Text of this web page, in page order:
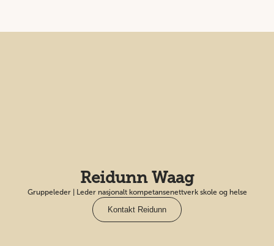
Reidunn Waag
Gruppeleder | Leder nasjonalt kompetansenettverk skole og helse
Kontakt Reidunn